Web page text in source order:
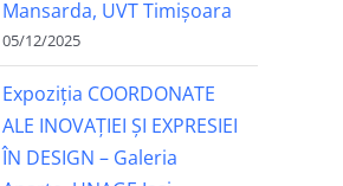
Mansarda, UVT Timișoara
05/12/2025
Expoziția COORDONATE
ALE INOVAȚIEI ȘI EXPRESIEI
ÎN DESIGN – Galeria